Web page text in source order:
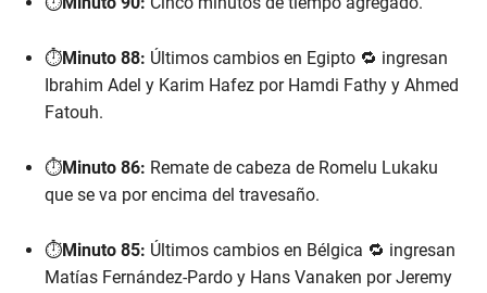
⏱️Minuto 88: Últimos cambios en Egipto 🔁 ingresan
Ibrahim Adel y Karim Hafez por Hamdi Fathy y Ahmed
Fatouh.
⏱️Minuto 86: Remate de cabeza de Romelu Lukaku
que se va por encima del travesaño.
⏱️Minuto 85: Últimos cambios en Bélgica 🔁 ingresan
Matías Fernández-Pardo y Hans Vanaken por Jeremy